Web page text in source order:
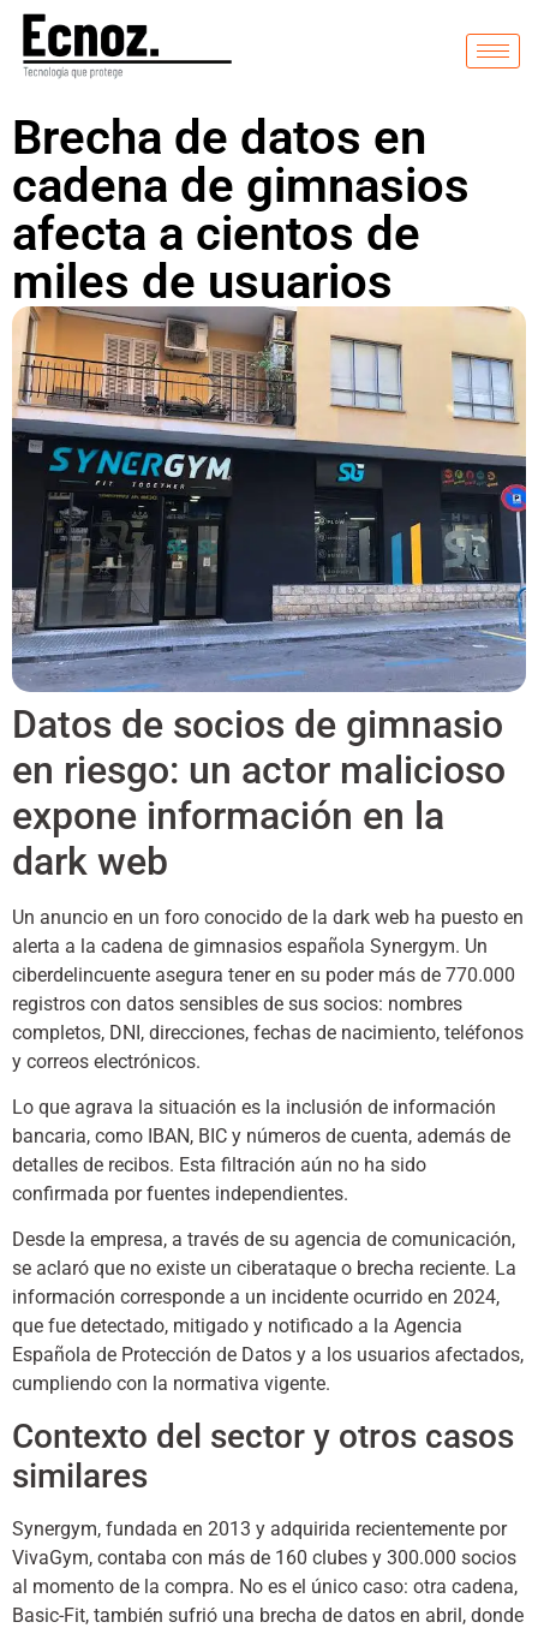
Brecha de datos en
cadena de gimnasios
afecta a cientos de
miles de usuarios
Datos de socios de gimnasio
en riesgo: un actor malicioso
expone información en la
dark web
Un anuncio en un foro conocido de la dark web ha puesto en
alerta a la cadena de gimnasios española Synergym. Un
ciberdelincuente asegura tener en su poder más de 770.000
registros con datos sensibles de sus socios: nombres
completos, DNI, direcciones, fechas de nacimiento, teléfonos
y correos electrónicos.
Lo que agrava la situación es la inclusión de información
bancaria, como IBAN, BIC y números de cuenta, además de
detalles de recibos. Esta filtración aún no ha sido
confirmada por fuentes independientes.
Desde la empresa, a través de su agencia de comunicación,
se aclaró que no existe un ciberataque o brecha reciente. La
información corresponde a un incidente ocurrido en 2024,
que fue detectado, mitigado y notificado a la Agencia
Española de Protección de Datos y a los usuarios afectados,
cumpliendo con la normativa vigente.
Contexto del sector y otros casos
similares
Synergym, fundada en 2013 y adquirida recientemente por
VivaGym, contaba con más de 160 clubes y 300.000 socios
al momento de la compra. No es el único caso: otra cadena,
Basic-Fit, también sufrió una brecha de datos en abril, donde